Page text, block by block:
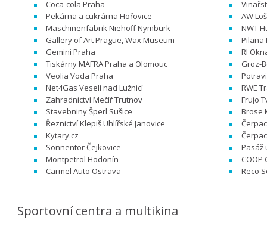
Coca-cola Praha
Pekárna a cukrárna Hořovice
Maschinenfabrik Niehoff Nymburk
Gallery of Art Prague, Wax Museum
Gemini Praha
Tiskárny MAFRA Praha a Olomouc
Veolia Voda Praha
Net4Gas Veselí nad Lužnicí
Zahradnictví Mečíř Trutnov
Stavebniny Šperl Sušice
Řeznictví Klepiš Uhlířské Janovice
Kytary.cz
Sonnentor Čejkovice
Montpetrol Hodonín
Carmel Auto Ostrava
AW
NWT
Pilana
RI
Groz-
RWE
Frujo
Brose
Pasáž
COOP
Reco
Sportovní centra a multikina